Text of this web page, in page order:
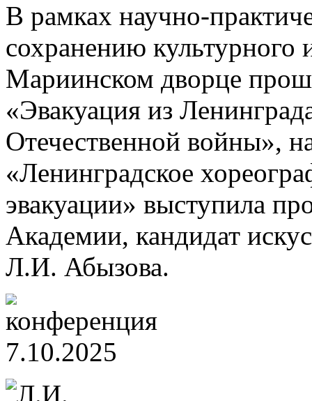
В рамках научно-
сохранению культурного
Мариинском дворце
«Эвакуация из
Отечественной войны»,
«Ленинградское
эвакуации» выступила
Академии, кандидат
Л.И. Абызова.